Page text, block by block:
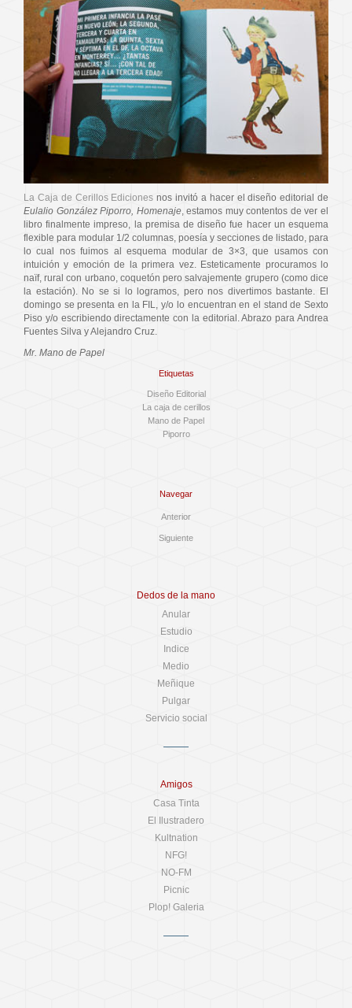
La Caja de Cerillos Ediciones nos invitó a hacer el diseño editorial de
Eulalio González Piporro, Homenaje, estamos muy contentos de ver el
libro finalmente impreso, la premisa de diseño fue hacer un esquema
flexible para modular 1/2 columnas, poesía y secciones de listado, para
lo cual nos fuimos al esquema modular de 3×3, que usamos con
intuición y emoción de la primera vez. Esteticamente procuramos lo
naïf, rural con urbano, coquetón pero salvajemente grupero (como dice
la estación). No se si lo logramos, pero nos divertimos bastante. El
domingo se presenta en la FIL, y/o lo encuentran en el stand de Sexto
Piso y/o escribiendo directamente con la editorial. Abrazo para Andrea
Fuentes Silva y Alejandro Cruz.
Mr. Mano de Papel
Etiquetas
Diseño Editorial
La caja de cerillos
Mano de Papel
Piporro
Navegar
Anterior
Siguiente
Dedos de la mano
Anular
Estudio
Indice
Medio
Meñique
Pulgar
Servicio social
Amigos
Casa Tinta
El Ilustradero
Kultnation
NFG!
NO-FM
Picnic
Plop! Galeria